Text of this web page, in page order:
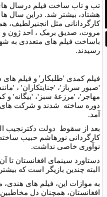
تب و تاب ساخت فيلم درسال
هشتاد، بيشتر شد. دراين سال ها
کارگردانانی مثل انجنيرلطيف،
مروت، صديق برمک ، احد ژون و
باساخت فيلم هاى متعددى به
رسيدند.
فیلم کمدی 'طلبکار' و فیلم
'صبور سرباز'، 'جنايتکاران' ،
مهاجر'، 'مرزعۀ سبز'، 'بيگانه'
دوره ساخته شدند و شرکت های
آمد.
بعد از سقوط دولت دکترنجيب
کارگردانی نورهاشم حبيب
نوآوری خاصی نداشت.
دستاورد سينمای افغانستان تا
البته چندين بازيگر است که
به موازات اين، فيلم های
افغانستان، همچنان دل